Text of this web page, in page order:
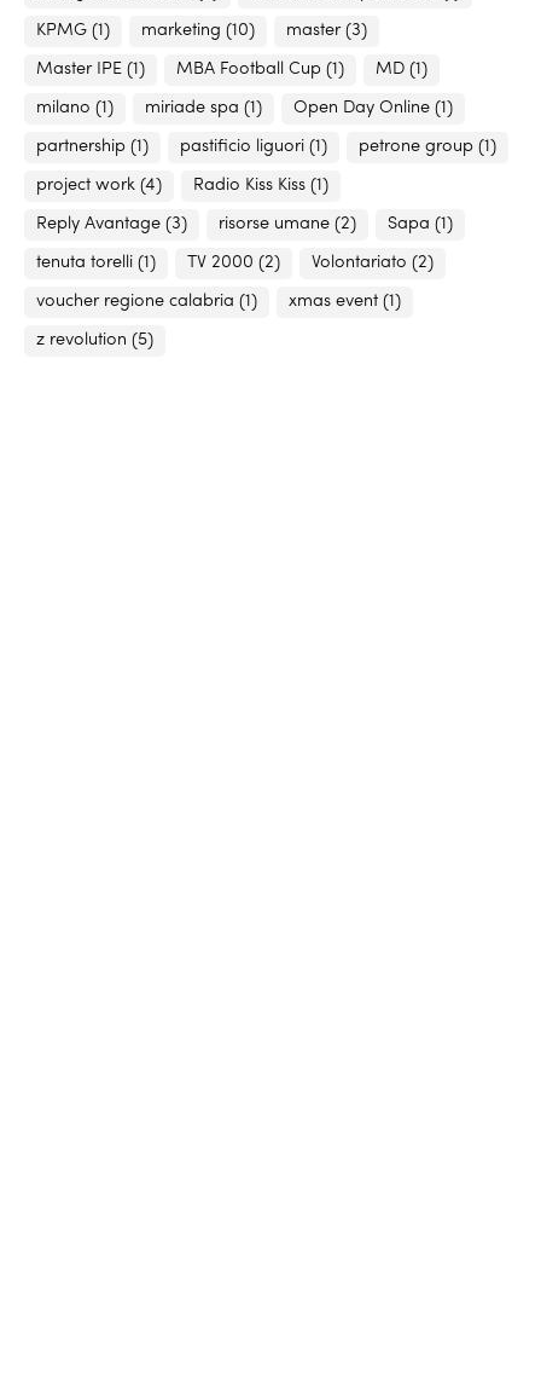
KPMG (1) marketing (10) master(3)
Master IPE (1) MBA Football Cup (1) MD (1)
milano (1) miriade spa (1) Open Day Online (1)
partnership (1) pastificio liguori (1) petrone group (1)
project work (4) Radio Kiss Kiss (1)
Reply Avantage (3) risorse umane (2) Sapa (1)
tenuta torelli (1) TV 2000 (2) Volontariato (2)
voucher regione calabria (1) xmas event (1)
z revolution (5)